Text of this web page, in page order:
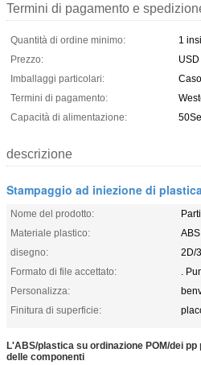
Termini di pagamento e
Quantità di ordine minimo:
1
Prezzo:
Imballaggi particolari:
Termini di pagamento:
Capacità di alimentazione:
descrizione
Stampaggio ad iniezione di plastica
Nome del prodotto:
Materiale plastico:
ABS
disegno:
2D/
Formato di file accettato:
.
Personalizza:
Finitura di superficie:
L'ABS/plastica su ordinazione POM/dei
delle componenti